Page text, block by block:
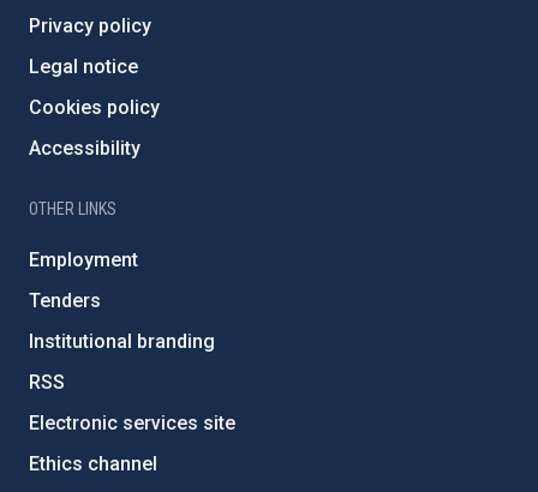
Privacy policy
Legal notice
Cookies policy
Accessibility
OTHER LINKS
Employment
Tenders
Institutional branding
RSS
Electronic services site
Ethics channel